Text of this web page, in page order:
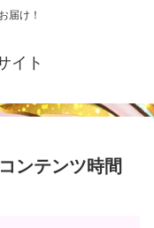
届け！
イト
ンテンツ時間